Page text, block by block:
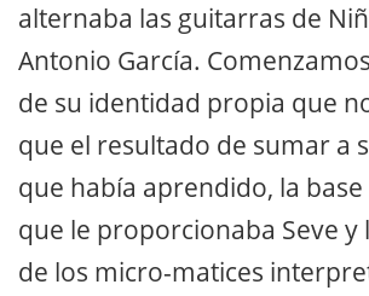
alternaba las guitarras de
Antonio García.
de su identidad propia que
que el resultado de sumar a
que había aprendido, la
que le proporcionaba Seve y
de los micro-matices